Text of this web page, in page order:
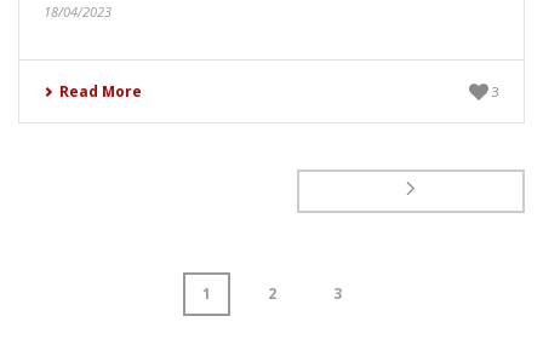
18/04/2023
Read More 3
1 2 3